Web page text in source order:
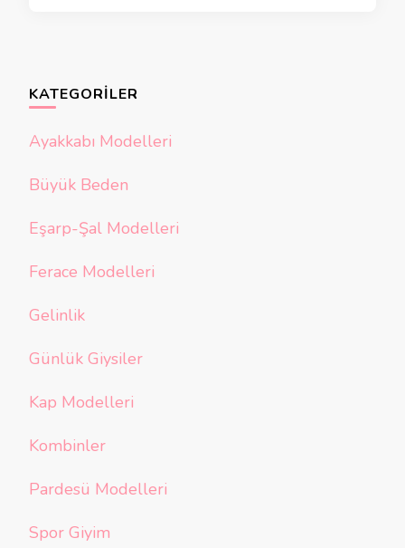
KATEGORILER
Ayakkabı Modelleri
Büyük Beden
Eşarp-Şal Modelleri
Ferace Modelleri
Gelinlik
Günlük Giysiler
Kap Modelleri
Kombinler
Pardesü Modelleri
Spor Giyim